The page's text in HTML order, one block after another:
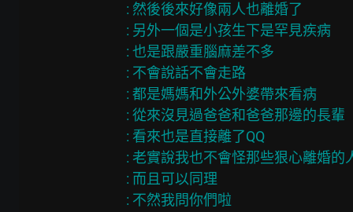
: 然後後來好像兩人也離婚了
: 另外一個是小孩生下是罕見疾病
: 也是跟嚴重腦麻差不多
: 不會說話不會走路
: 都是媽媽和外公外婆帶來看病
: 從來沒見過爸爸和爸爸那邊的長輩
: 看來也是直接離了QQ
: 老實說我也不會怪那些狠心離婚的
: 而且可以同理
: 不然我問你們啦